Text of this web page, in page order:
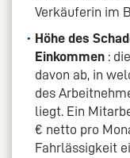
Verkäuferin im
Höhe des
Einkommen :
davon ab, in
des
liegt. Ein
€ netto pro
Fahrlässigkeit